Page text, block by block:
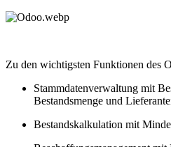
Zu den wichtigsten Funktionen des
Stammdatenverwaltung mit
Bestandsmenge und
Bestandskalkulation mit